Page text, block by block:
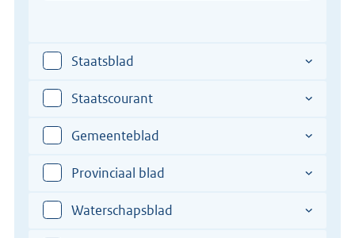
van
verdrag
een
plaats
in
de
totstandkoming
van
het
verdrag
Staatsblad
Staatscourant
Gemeenteblad
Provinciaal blad
Waterschapsblad